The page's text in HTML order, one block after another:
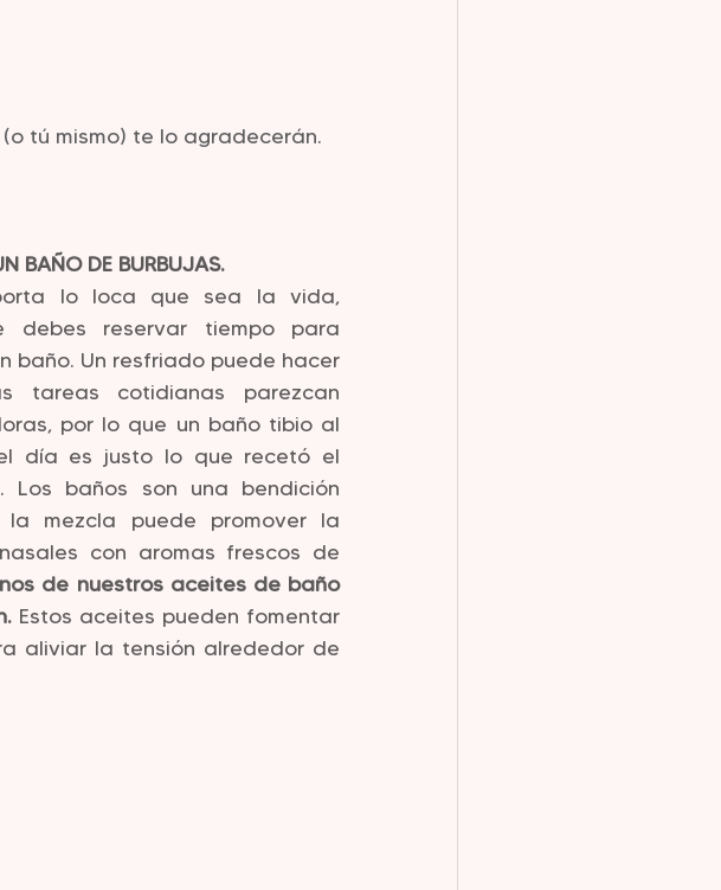
tú mismo) te lo agradecerán.
BAÑO DE BURBUJAS.
lo loca que sea la vida,
debes reservar tiempo para
baño. Un resfriado puede hacer
tareas cotidianas parezcan
por lo que un baño tibio al
día es justo lo que recetó el
Los baños son una bendición
mezcla puede promover la
con aromas frescos de
de nuestros aceites de baño
Estos aceites pueden fomentar
aliviar la tensión alrededor de